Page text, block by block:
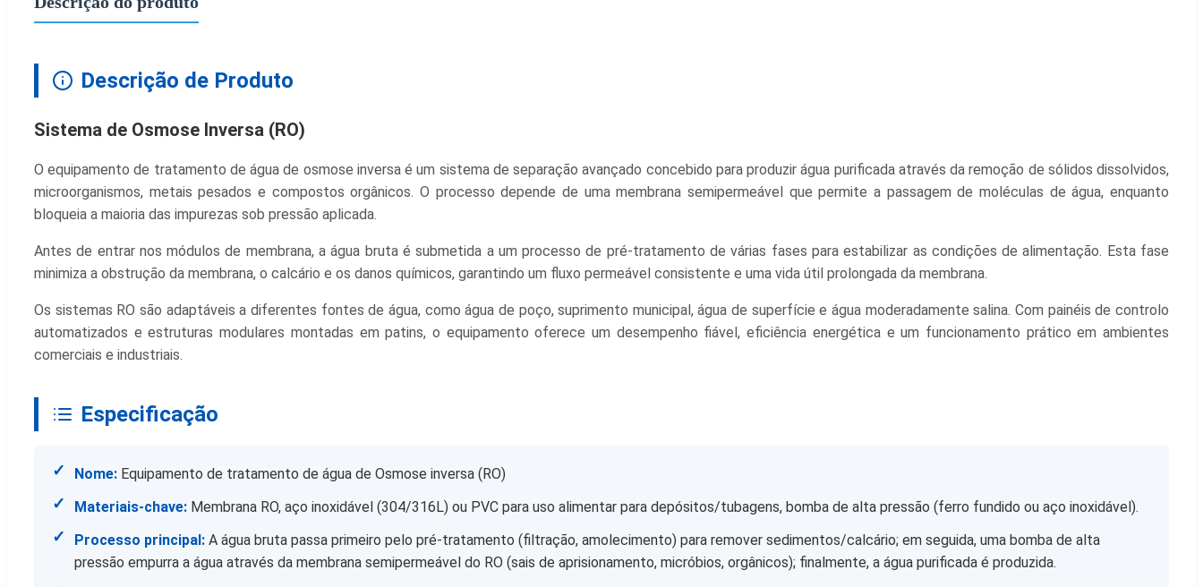
Descrição de Produto
Sistema de Osmose Inversa (RO)
O equipamento de tratamento de água de osmose inversa é um sistema de separação avançado concebido para produzir água purificada através da remoção de sólidos dissolvidos,
microorganismos, metais pesados e compostos orgânicos. O processo depende de uma membrana semipermeável que permite a passagem de moléculas de água, enquanto
bloqueia a maioria das impurezas sob pressão aplicada.
Antes de entrar nos módulos de membrana, a água bruta é submetida a um processo de pré-tratamento de várias fases para estabilizar as condições de alimentação. Esta fase
minimiza a obstrução da membrana, o calcário e os danos químicos, garantindo um fluxo permeável consistente e uma vida útil prolongada da membrana.
Os sistemas RO são adaptáveis a diferentes fontes de água, como água de poço, suprimento municipal, água de superfície e água moderadamente salina. Com painéis de controlo
automatizados e estruturas modulares montadas em patins, o equipamento oferece um desempenho fiável, eficiência energética e um funcionamento prático em ambientes
comerciais e industriais.
Especificação
✓ Nome: Equipamento de tratamento de água de Osmose inversa (RO)
✓ Materiais-chave: Membrana RO, aço inoxidável (304/316L) ou PVC para uso alimentar para depósitos/tubagens, bomba de alta pressão (ferro fundido ou aço inoxidável).
✓ Processo principal: A água bruta passa primeiro pelo pré-tratamento (filtração, amolecimento) para remover sedimentos/calcário; em seguida, uma bomba de alta
pressão empurra a água através da membrana semipermeável do RO (sais de aprisionamento, micróbios, orgânicos); finalmente, a água purificada é produzida.